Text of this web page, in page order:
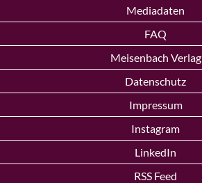
Mediadaten
FAQ
Meisenbach Verlag
Datenschutz
Impressum
Instagram
LinkedIn
RSS Feed